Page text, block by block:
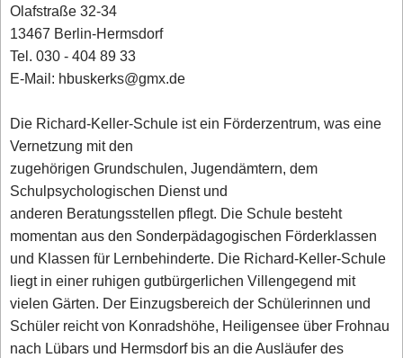
Olafstraße 32-34
13467 Berlin-Hermsdorf
Tel. 030 - 404 89 33
E-Mail: hbuskerks@gmx.de
Die Richard-Keller-Schule ist ein Förderzentrum, was eine
Vernetzung mit den
zugehörigen Grundschulen, Jugendämtern, dem
Schulpsychologischen Dienst und
anderen Beratungsstellen pflegt. Die Schule besteht
momentan aus den Sonderpädagogischen Förderklassen
und Klassen für Lernbehinderte. Die Richard-Keller-Schule
liegt in einer ruhigen gutbürgerlichen Villengegend mit
vielen Gärten. Der Einzugsbereich der Schülerinnen und
Schüler reicht von Konradshöhe, Heiligensee über Frohnau
nach Lübars und Hermsdorf bis an die Ausläufer des